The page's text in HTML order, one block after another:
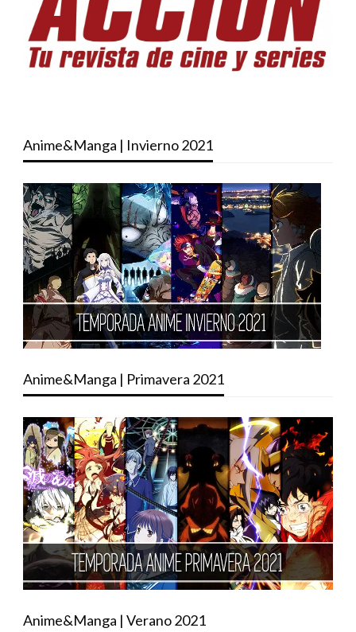
Anime&Manga | Invierno 2021
Anime&Manga | Primavera 2021
Anime&Manga | Verano 2021